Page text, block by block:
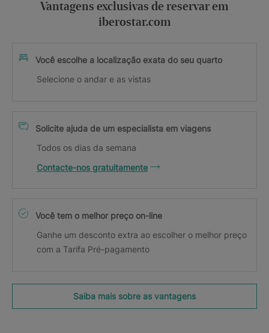
Vantagens exclusivas de reservar em
iberostar.com
Você escolhe a localização exata do seu quarto
Selecione o andar e as vistas
Solicite ajuda de um especialista em viagens
Todos os dias da semana
Contacte-nos gratuitamente
Você tem o melhor preço on-line
Ganhe um desconto extra ao escolher o melhor preço
com a Tarifa Pré-pagamento
Saiba mais sobre as vantagens